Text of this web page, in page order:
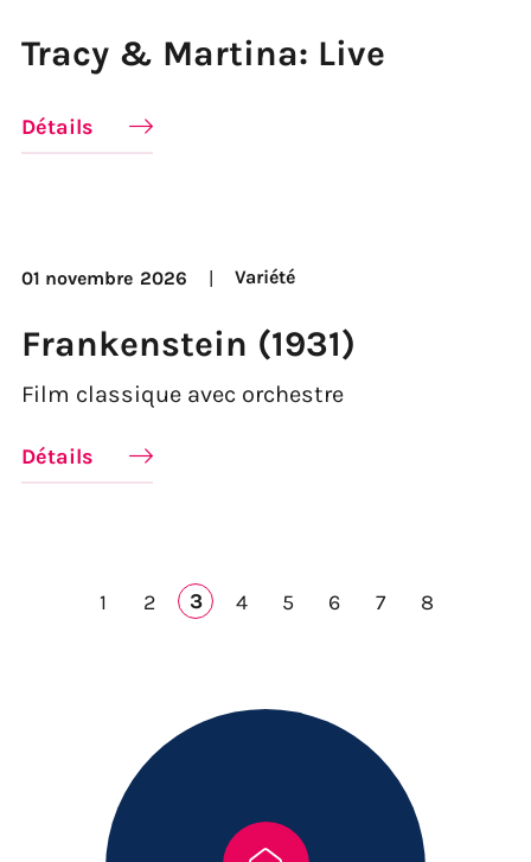
Tracy & Martina: Live
Détails
01 novembre 2026 Variété
Frankenstein (1931)
Film classique avec orchestre
Détails
1 2 3 4 5 6 7 8